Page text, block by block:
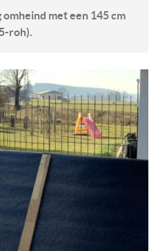
met een 145 cm
roh).